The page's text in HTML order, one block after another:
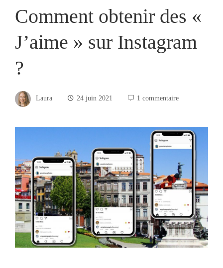
Comment obtenir des «
J’aime » sur Instagram
?
Laura 24 juin 2021 1 commentaire